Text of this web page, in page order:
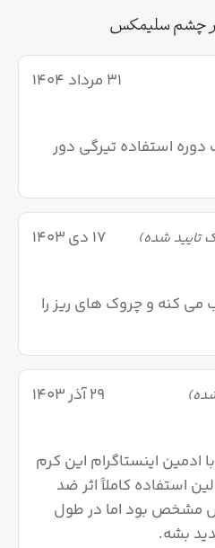
چشم سلیمکس
31 مرداد 1404
دوره استفاده تیرگی دور
تایید شده) 17 دی 1403
کنه و چروک های ریز را
29 آذر 1403
ادمین اینستاگرام این کرم
استفاده کاملاً اثر ضد
مشخص بود اما در طول
بشه.